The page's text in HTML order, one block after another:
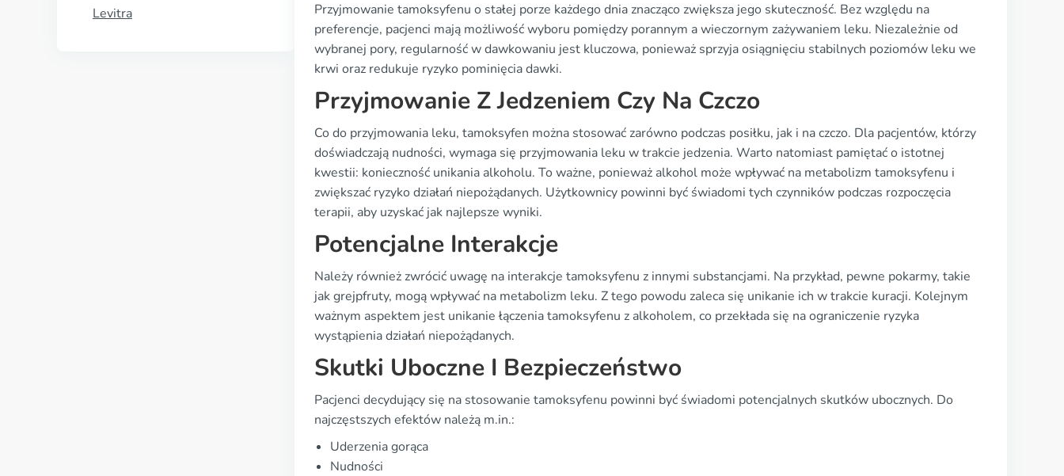
Levitra
Przyjmowanie tamoksyfenu o stałej porze każdego dnia znacząco zwiększa jego skuteczność. Bez względu na
preferencje, pacjenci mają możliwość wyboru pomiędzy porannym a wieczornym zażywaniem leku. Niezależnie od
wybranej pory, regularność w dawkowaniu jest kluczowa, ponieważ sprzyja osiągnięciu stabilnych poziomów leku we
krwi oraz redukuje ryzyko pominięcia dawki.
Przyjmowanie Z Jedzeniem Czy Na Czczo
Co do przyjmowania leku, tamoksyfen można stosować zarówno podczas posiłku, jak i na czczo. Dla pacjentów, którzy
doświadczają nudności, wymaga się przyjmowania leku w trakcie jedzenia. Warto natomiast pamiętać o istotnej
kwestii: konieczność unikania alkoholu. To ważne, ponieważ alkohol może wpływać na metabolizm tamoksyfenu i
zwiększać ryzyko działań niepożądanych. Użytkownicy powinni być świadomi tych czynników podczas rozpoczęcia
terapii, aby uzyskać jak najlepsze wyniki.
Potencjalne Interakcje
Należy również zwrócić uwagę na interakcje tamoksyfenu z innymi substancjami. Na przykład, pewne pokarmy, takie
jak grejpfruty, mogą wpływać na metabolizm leku. Z tego powodu zaleca się unikanie ich w trakcie kuracji. Kolejnym
ważnym aspektem jest unikanie łączenia tamoksyfenu z alkoholem, co przekłada się na ograniczenie ryzyka
wystąpienia działań niepożądanych.
Skutki Uboczne I Bezpieczeństwo
Pacjenci decydujący się na stosowanie tamoksyfenu powinni być świadomi potencjalnych skutków ubocznych. Do
najczęstszych efektów należą m.in.:
Uderzenia gorąca
Nudności